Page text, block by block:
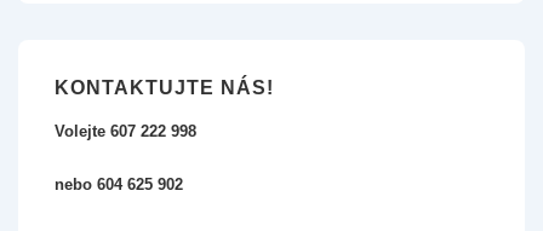
KONTAKTUJTE NÁS!
Volejte 607 222 998
nebo 604 625 902